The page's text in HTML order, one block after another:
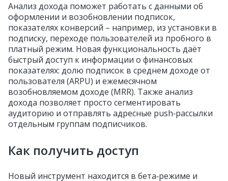
Анализ дохода поможет работать с данными об
оформлении и возобновлении подписок,
показателях конверсий – например, из установки в
подписку, переходе пользователей из пробного в
платный режим. Новая функциональность даёт
быстрый доступ к информации о финансовых
показателях: долю подписок в среднем доходе от
пользователя (ARPU) и ежемесячном
возобновляемом доходе (MRR). Также анализ
дохода позволяет просто сегментировать
аудиторию и отправлять адресные push‑рассылки
отдельным группам подписчиков.
Как получить доступ
Новый инструмент находится в бета‑режиме и